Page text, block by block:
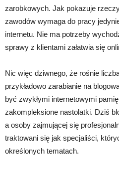
zarobkowych. Jak pokazuje
zawodów wymaga do pracy
internetu. Nie ma potrzeby
sprawy z klientami załatwia się
Nic więc dziwnego, że rośnie
przykładowo zarabianie na
być zwykłymi internetowymi
zakompleksione nastolatki. Dziś
a osoby zajmującej się
traktowani się jak specjaliści,
określonych tematach.